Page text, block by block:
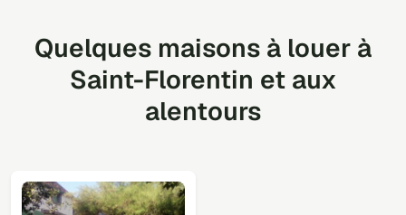
Quelques maisons à louer à
Saint-Florentin et aux
alentours